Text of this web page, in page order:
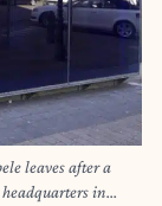
leaves after a
in